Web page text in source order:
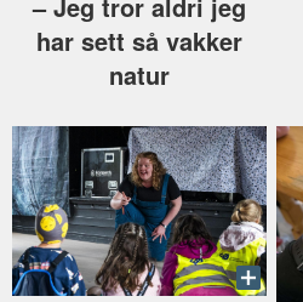
har sett så vakker
natur